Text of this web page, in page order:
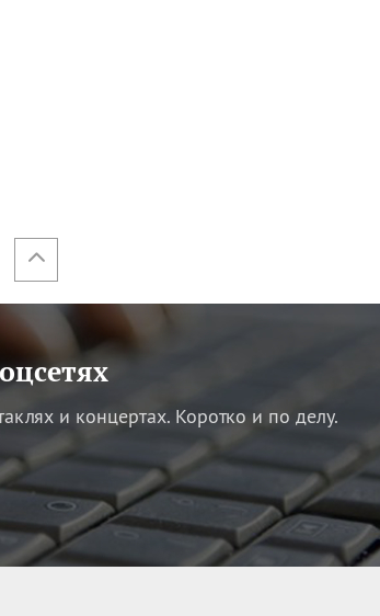
и концертах. Коротко и по делу.